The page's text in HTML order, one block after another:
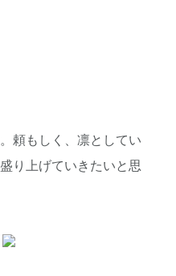
頼もしく、凛としてい
り上げていきたいと思